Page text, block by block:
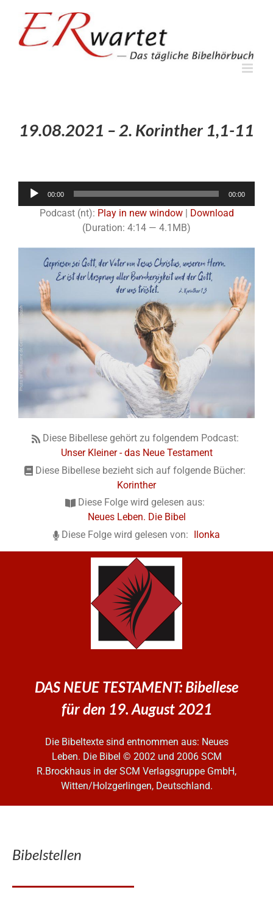
springen
19.08.2021 – 2. Korinther 1,1-11
00:00 00:00
Podcast (nt): Play in new window| Download
(Duration: 4:14 — 4.1MB)
Diese Bibellese gehört zu folgendem Podcast:
Unser Kleiner - das Neue Testament
Diese Bibellese bezieht sich auf folgende Bücher:
Korinther
Diese Folge wird gelesen aus:
Neues Leben. Die Bibel
Diese Folge wird gelesen von:
Ilonka
DAS NEUE TESTAMENT: Bibellese
für den 19. August 2021
Die Bibeltexte sind entnommen aus: Neues
Leben. Die Bibel © 2002 und 2006 SCM
R.Brockhaus in der SCM Verlagsgruppe GmbH,
Witten/Holzgerlingen, Deutschland.
Bibelstellen